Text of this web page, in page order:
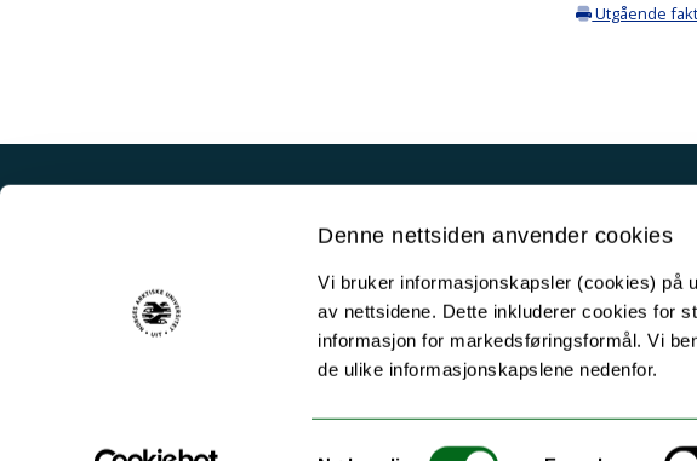
Denne nettsiden anvender cookies
Vi bruker informasjonskapsler (cookies) på
av nettsidene. Dette inkluderer cookies for
informasjon for markedsføringsformål. Vi
de ulike informasjonskapslene nedenfor.
Samtykkevalg
Utgående
Driftsmeldinger
Personvern ved UiT
Sikkerhet, beredskap og personvern
For media
For skoler
Ledige
English
Logg inn